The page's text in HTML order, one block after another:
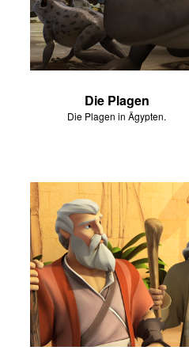
Die Plagen
Die Plagen in Ägypten.